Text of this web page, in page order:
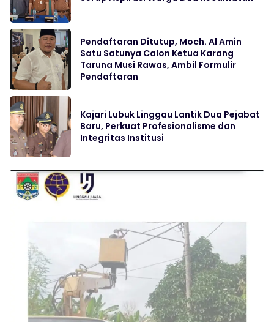
Pendaftaran Ditutup, Moch. Al Amin
Satu Satunya Calon Ketua Karang
Taruna Musi Rawas, Ambil Formulir
Pendaftaran
Kajari Lubuk Linggau Lantik Dua Pejabat
Baru, Perkuat Profesionalisme dan
Integritas Institusi